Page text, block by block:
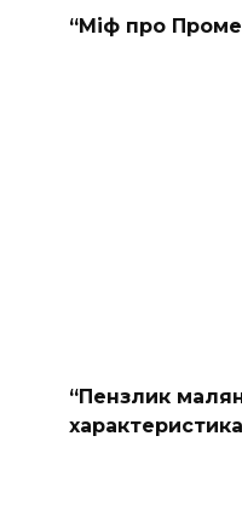
“Міф про
“Пензлик
характеристика